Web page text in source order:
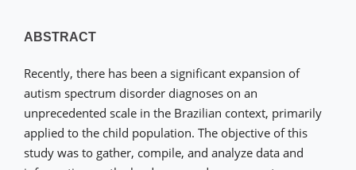
ABSTRACT
Recently, there has been a significant expansion of
autism spectrum disorder diagnoses on an
unprecedented scale in the Brazilian context, primarily
applied to the child population. The objective of this
study was to gather, compile, and analyze data and